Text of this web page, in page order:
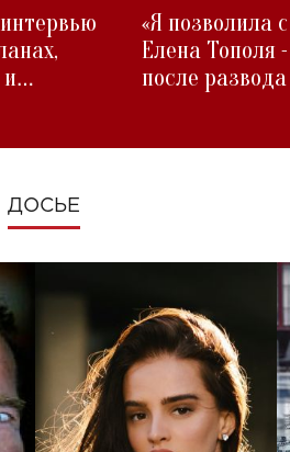
«Я позволила
Елена Тополя
после развода
ДОСЬЕ